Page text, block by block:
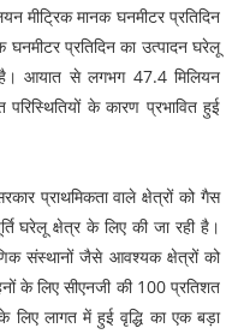
मीट्रिक मानक घनमीटर प्रतिदिन
प्रतिदिन का उत्पादन घरेलू
आयात से लगभग 47.4 मिलियन
के कारण प्रभावित हुई
प्राथमिकता वाले क्षेत्रों को गैस
घरेलू क्षेत्र के लिए की जा रही है।
संस्थानों जैसे आवश्यक क्षेत्रों को
के लिए सीएनजी की 100 प्रतिशत
लिए लागत में हुई वृद्धि का एक बड़ा